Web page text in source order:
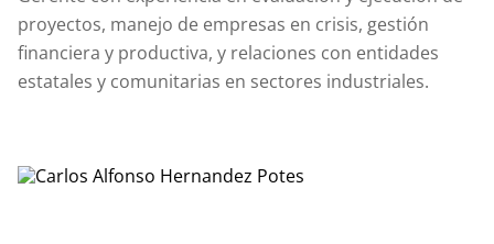
proyectos, manejo de empresas en crisis, gestión
financiera y productiva, y relaciones con entidades
estatales y comunitarias en sectores industriales.